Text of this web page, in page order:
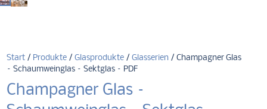
Start / Produkte /Glasprodukte /Glasserien / Champagner Glas
– Schaumweinglas – Sektglas – PDF
Champagner Glas –